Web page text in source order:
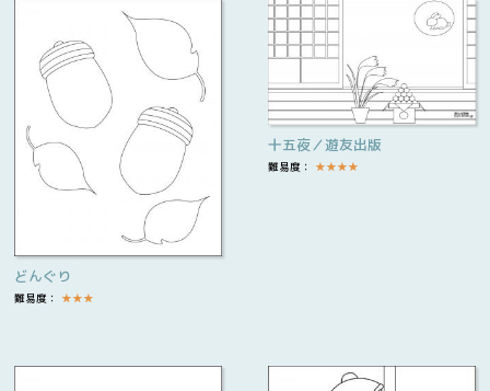
どんぐり
難易度： ★★★
十五夜／遊友出版
難易度： ★★★★